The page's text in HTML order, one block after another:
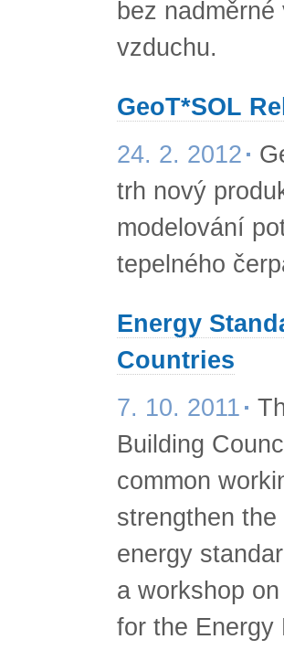
bez
vzduchu.
GeoT*SOL
24. 2. 2012
trh nový
modelování
tepelného
Energy
Countries
7. 10. 2011
Building
common
strengthen
energy
a workshop
for the Energy